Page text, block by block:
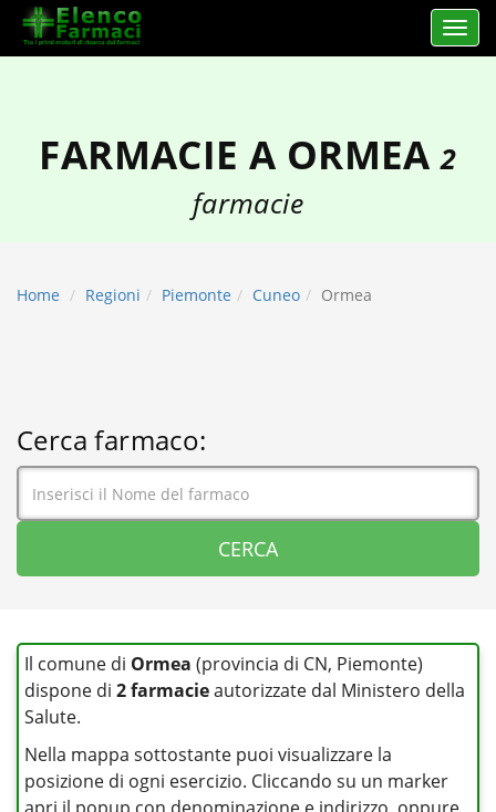
Apri
elencofarmaci.it
FARMACIE A ORMEA 2
farmacie
Home Regioni Piemonte Cuneo Ormea
Cerca farmaco:
Il comune di Ormea (provincia di CN, Piemonte)
dispone di 2 farmacieautorizzate dal Ministero della
Salute.
Nella mappa sottostante puoi visualizzare la
posizione di ogni esercizio. Cliccando su un marker